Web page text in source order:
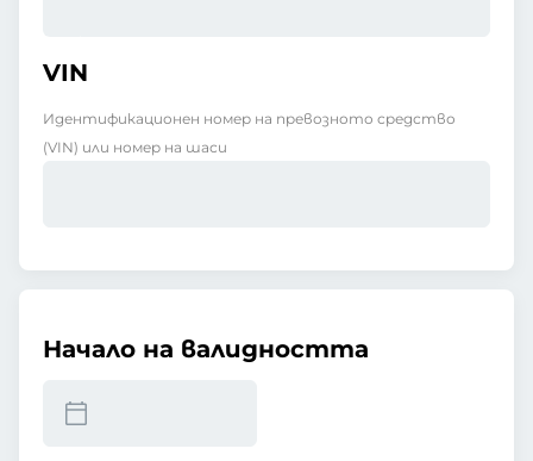
VIN
Идентификационен номер на превозното средство
(VIN) или номер на шаси
Начало на валидността